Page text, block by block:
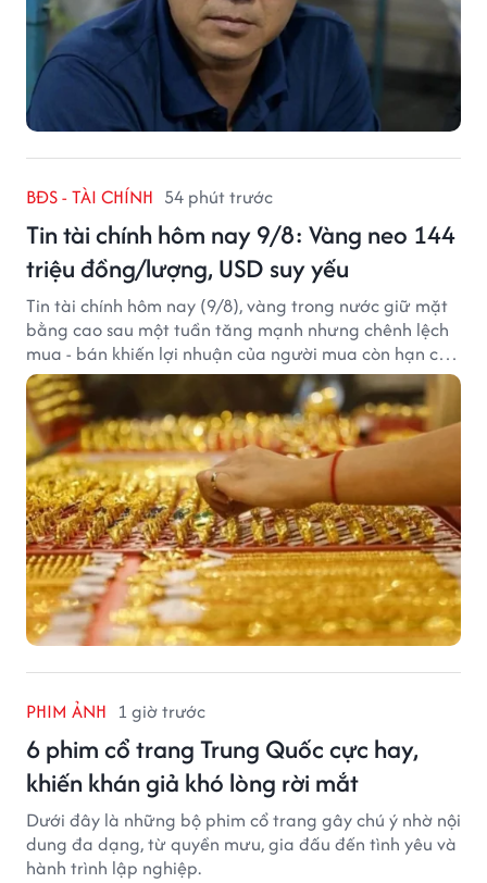
BĐS - TÀI CHÍNH 54 phút trước
Tin tài chính hôm nay 9/8: Vàng neo 144
triệu đồng/lượng, USD suy yếu
Tin tài chính hôm nay (9/8), vàng trong nước giữ mặt
bằng cao sau một tuần tăng mạnh nhưng chênh lệch
mua - bán khiến lợi nhuận của người mua còn hạn chế,
trong khi USD chịu sức ép sau dữ liệu việc làm Mỹ gây
thất vọng.
PHIM ẢNH 1 giờ trước
6 phim cổ trang Trung Quốc cực hay,
khiến khán giả khó lòng rời mắt
Dưới đây là những bộ phim cổ trang gây chú ý nhờ nội
dung đa dạng, từ quyền mưu, gia đấu đến tình yêu và
hành trình lập nghiệp.